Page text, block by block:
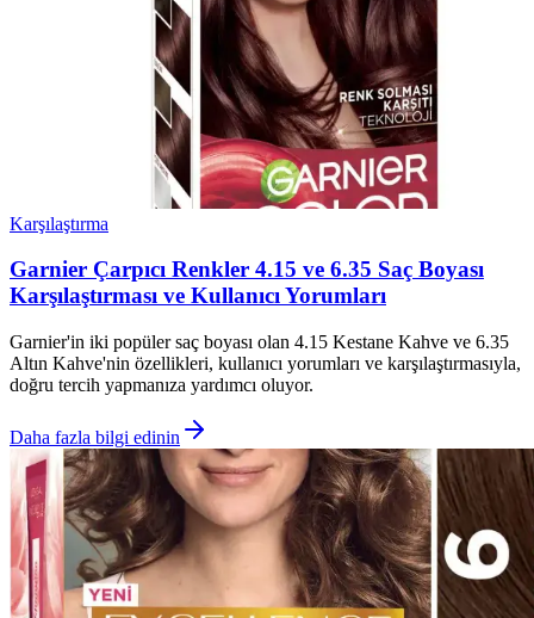
Karşılaştırma
Garnier Çarpıcı Renkler 4.15 ve 6.35 Saç Boyası
Karşılaştırması ve Kullanıcı Yorumları
Garnier'in iki popüler saç boyası olan 4.15 Kestane Kahve ve 6.35
Altın Kahve'nin özellikleri, kullanıcı yorumları ve karşılaştırmasıyla,
doğru tercih yapmanıza yardımcı oluyor.
Daha fazla bilgi edinin